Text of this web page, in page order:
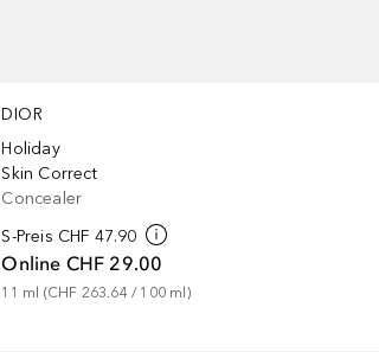
DIOR
Holiday
Skin Correct
Concealer
S-Preis CHF 47.90
Online CHF 29.00
11 ml (CHF 263.64 / 100 ml )